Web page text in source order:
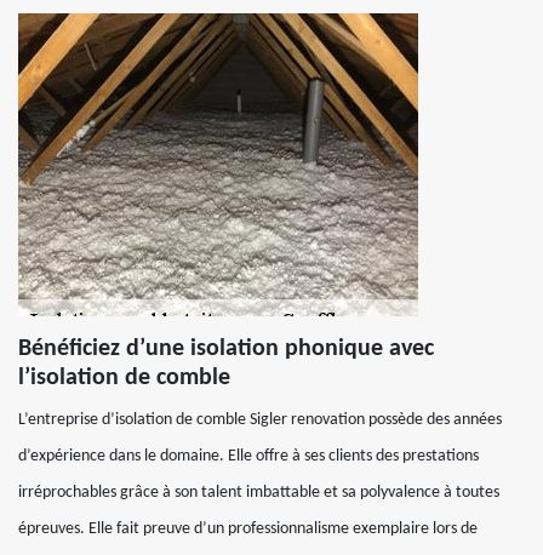
Bénéficiez d’une isolation phonique avec
l’isolation de comble
L’entreprise d’isolation de comble Sigler renovation possède des années
d’expérience dans le domaine. Elle offre à ses clients des prestations
irréprochables grâce à son talent imbattable et sa polyvalence à toutes
épreuves. Elle fait preuve d’un professionnalisme exemplaire lors de